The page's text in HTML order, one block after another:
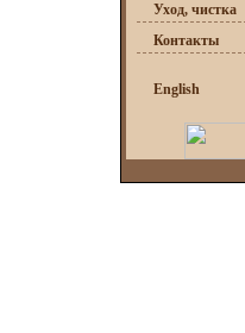
Уход, чистка
Контакты
English